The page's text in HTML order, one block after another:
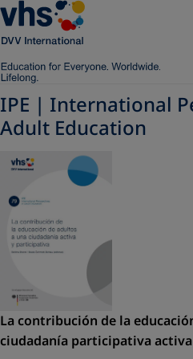
IPE | International
Adult Education
La contribución de la
ciudadanía participativa activa